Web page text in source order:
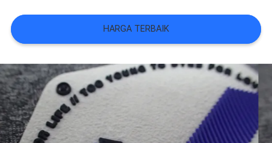
SEMUA
KASUS
VR
SHOW
HARGA TERBAIK